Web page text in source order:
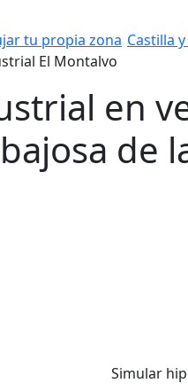
tu propia zona Castilla
El Montalvo
en
de
Simular